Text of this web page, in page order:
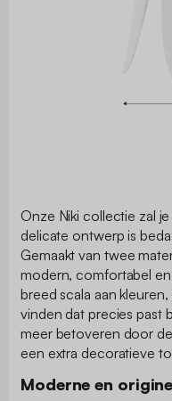
Onze Niki collectie zal
delicate ontwerp is
Gemaakt van twee
modern, comfortabel en
breed scala aan
vinden dat precies past
meer betoveren door
een extra decoratieve
Moderne en